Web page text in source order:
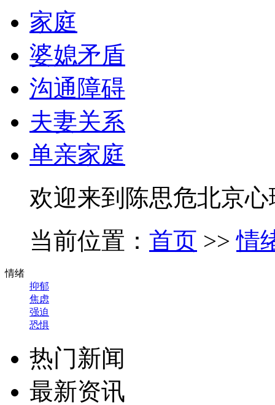
家庭
婆媳矛盾
沟通障碍
夫妻关系
单亲家庭
欢迎来到陈思危北京
当前位置： 首页 >>情
情绪
抑郁
焦虑
强迫
恐惧
热门新闻
最新资讯